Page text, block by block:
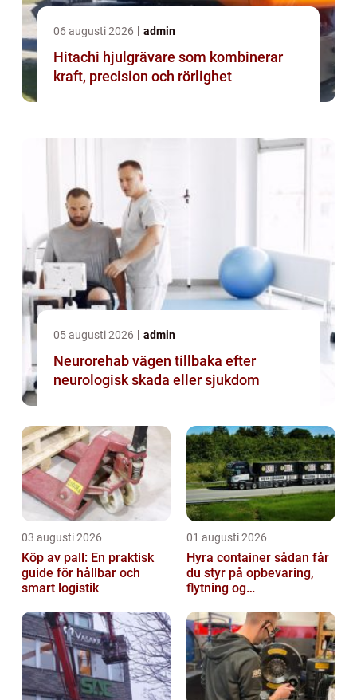
06 augusti 2026 admin
Hitachi hjulgrävare som kombinerar
kraft, precision och rörlighet
05 augusti 2026 admin
Neurorehab vägen tillbaka efter
neurologisk skada eller sjukdom
03 augusti 2026
Köp av pall: En praktisk
guide för hållbar och
smart logistik
01 augusti 2026
Hyra container sådan får
du styr på opbevaring,
flytning og